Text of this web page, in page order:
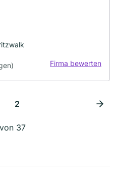
Firma bewerten
2
37